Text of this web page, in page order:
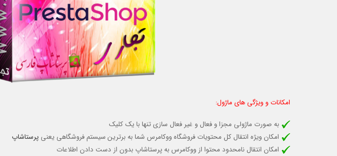
امکانات و ویژگی های ماژول:
به صورت ماژولی مجزا و فعال و غیر فعال سازی تنها با یک کلیک
امکان ویژه انتقال کل محتویات فروشگاه ووکامرس شما به برترین سیستم فروشگاهی یعنی پرستاشاپ
امکان انتقال نامحدود محتوا از ووکامرس به پرستاشاپ بدون از دست دادن اطلاعات